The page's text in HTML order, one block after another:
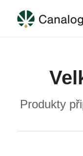
Produkty